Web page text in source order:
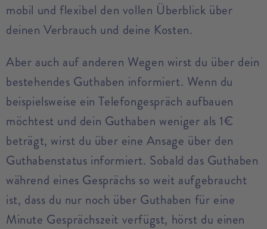
mobil und flexibel den vollen Überblick über
deinen Verbrauch und deine Kosten.
Aber auch auf anderen Wegen wirst du über dein
bestehendes Guthaben informiert. Wenn du
beispielsweise ein Telefongespräch aufbauen
möchtest und dein Guthaben weniger als 1€
beträgt, wirst du über eine Ansage über den
Guthabenstatus informiert. Sobald das Guthaben
während eines Gesprächs so weit aufgebraucht
ist, dass du nur noch über Guthaben für eine
Minute Gesprächszeit verfügst, hörst du einen